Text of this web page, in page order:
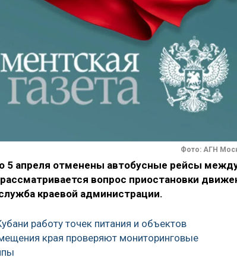
Фото: АГН
5 апреля отменены автобусные рейсы
вопрос приостановки
краевой администрации.
работу точек питания и объектов
края проверяют мониторинговые